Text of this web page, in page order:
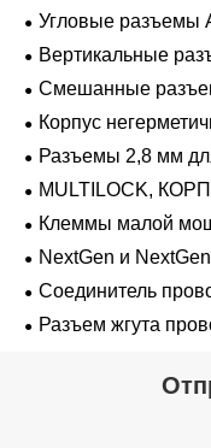
Угловые
Вертикальные
Смешанные
Корпус
Разъемы 2,8 мм
к напряжению 48 В
MULTILOCK,
Клеммы малой
проводов 1,2 мм-2,8
NextGen и
заглушки для
замком-копьем
Соединитель
Разъем жгута